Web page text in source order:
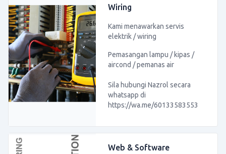
Wiring
Kami menawarkan servis
elektrik / wiring
Pemasangan lampu / kipas /
aircond / pemanas air
Sila hubungi Nazrol secara
whatsapp di
https://wa.me/60133583553
Web & Software